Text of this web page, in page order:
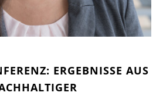
ERGEBNISSE AUS